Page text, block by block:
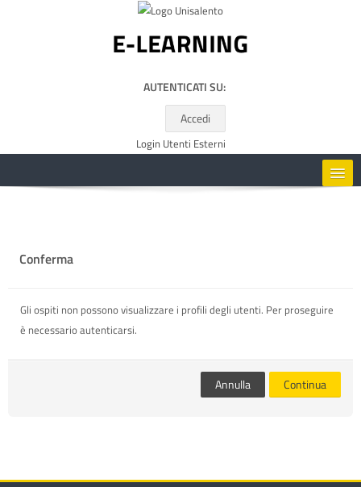
AUTENTICATI SU:
Accedi
Login Utenti Esterni
ITALIANO ‎(IT)‎
Cerca
Conferma
Gli ospiti non possono visualizzare i profili degli utenti. Per proseguire
è necessario autenticarsi.
Annulla Continua